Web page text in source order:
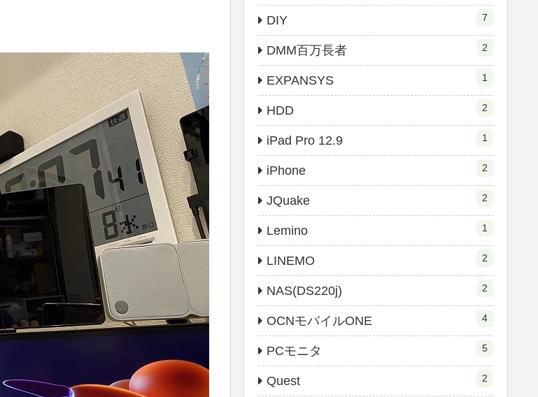
DIY 7
DMM百万長者 2
EXPANSYS 1
HDD 2
iPad Pro 12.9 1
iPhone 2
JQuake 2
Lemino 1
LINEMO 2
NAS(DS220j) 2
OCNモバイルONE 4
PCモニタ 5
Quest 2